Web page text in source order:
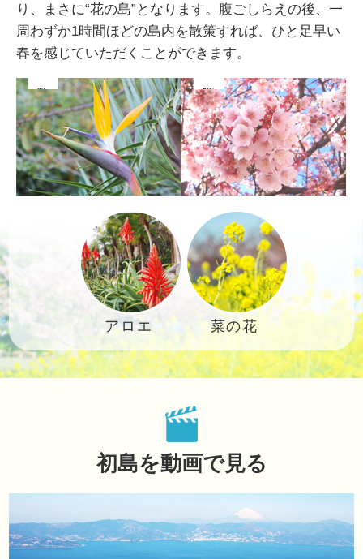
り、まさに“花の島”となります。腹ごしらえの後、一
周わずか1時間ほどの島内を散策すれば、ひと足早い
春を感じていただくことができます。
アロエ 菜の花
初島を動画で見る